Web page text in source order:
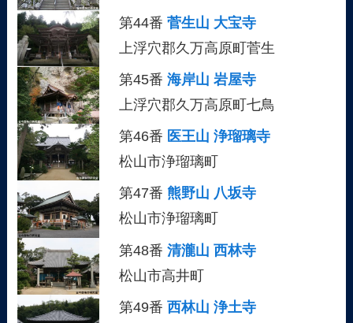
第44番 菅生山 大宝寺
上浮穴郡久万高原町菅生
第45番 海岸山 岩屋寺
上浮穴郡久万高原町七鳥
第46番 医王山 浄瑠璃寺
松山市浄瑠璃町
第47番 熊野山 八坂寺
松山市浄瑠璃町
第48番 清瀧山 西林寺
松山市高井町
第49番 西林山 浄土寺